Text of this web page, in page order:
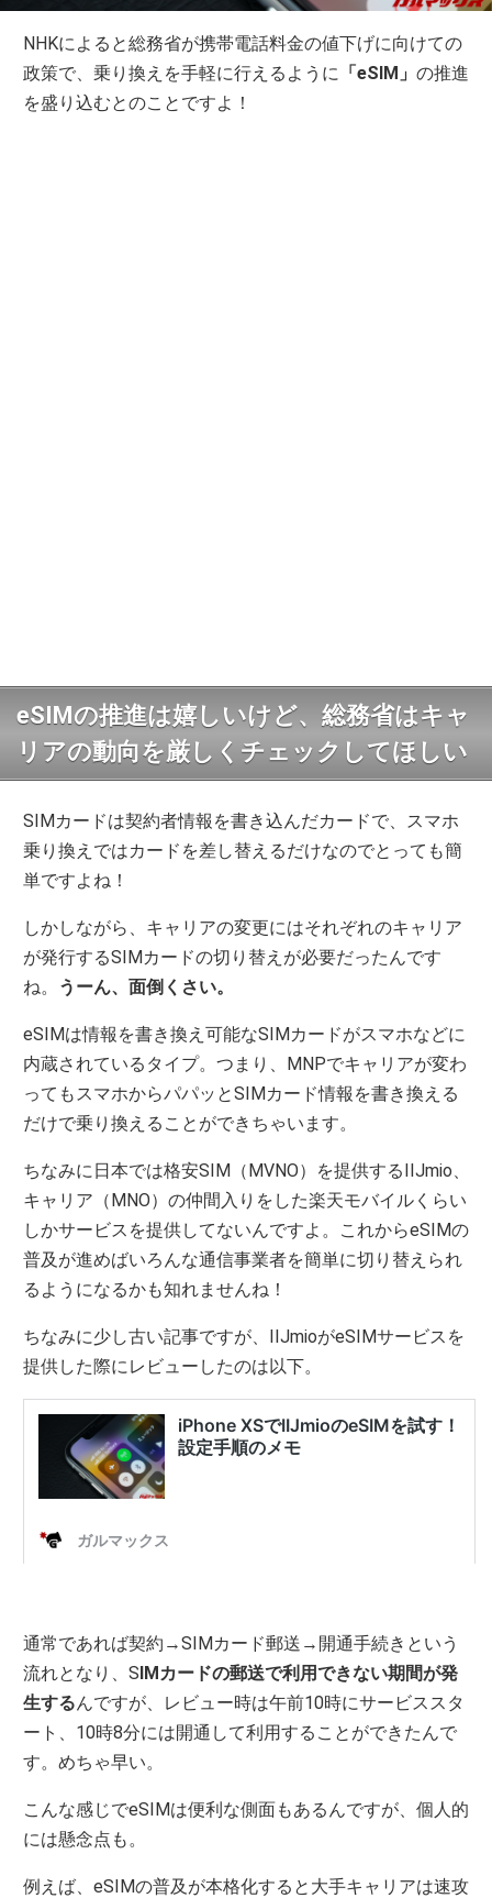
NHKによると総務省が携帯電話料金の値下げに向けての
政策で、乗り換えを手軽に行えるように 「eSIM」の推進
を盛り込むとのことですよ！
eSIMの推進は嬉しいけど、総務省はキャ
リアの動向を厳しくチェックしてほしい
SIMカードは契約者情報を書き込んだカードで、スマホ
乗り換えではカードを差し替えるだけなのでとっても簡
単ですよね！
しかしながら、キャリアの変更にはそれぞれのキャリア
が発行するSIMカードの切り替えが必要だったんです
ね。 うーん、面倒くさい。
eSIMは情報を書き換え可能なSIMカードがスマホなどに
内蔵されているタイプ。つまり、MNPでキャリアが変わ
ってもスマホからパパッとSIMカード情報を書き換える
だけで乗り換えることができちゃいます。
ちなみに日本では格安SIM（MVNO）を提供するIIJmio、
キャリア（MNO）の仲間入りをした楽天モバイルくらい
しかサービスを提供してないんですよ。これからeSIMの
普及が進めばいろんな通信事業者を簡単に切り替えられ
るようになるかも知れませんね！
ちなみに少し古い記事ですが、IIJmioがeSIMサービスを
提供した際にレビューしたのは以下。
通常であれば契約→SIMカード郵送→開通手続きという
流れとなり、SIMカードの郵送で利用できない期間が発
生するんですが、レビュー時は午前10時にサービススタ
ート、10時8分には開通して利用することができたんで
す。めちゃ早い。
こんな感じでeSIMは便利な側面もあるんですが、個人的
には懸念点も。
例えば、eSIMの普及が本格化すると大手キャリアは速攻